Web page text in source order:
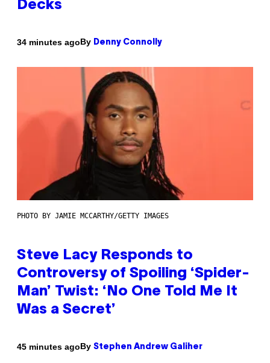
Decks
34 minutes agoBy Denny Connolly
PHOTO BY JAMIE MCCARTHY/GETTY IMAGES
Steve Lacy Responds to
Controversy of Spoiling ‘Spider-
Man’ Twist: ‘No One Told Me It
Was a Secret’
45 minutes agoBy Stephen Andrew Galiher